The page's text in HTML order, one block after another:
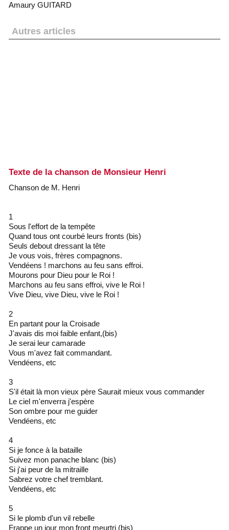
Amaury GUITARD
Autres articles
Texte de la chanson de Monsieur Henri
Chanson de M. Henri
1
Sous l'effort de la tempête
Quand tous ont courbé leurs fronts (bis)
Seuls debout dressant la tête
Je vous vois, frères compagnons.
Vendéens ! marchons au feu sans effroi.
Mourons pour Dieu pour le Roi !
Marchons au feu sans effroi, vive le Roi !
Vive Dieu, vive Dieu, vive le Roi !
2
En partant pour la Croisade
J'avais dis moi faible enfant,(bis)
Je serai leur camarade
Vous m'avez fait commandant.
Vendéens, etc
3
S'il était là mon vieux père Saurait mieux vous commander
Le ciel m'enverra j'espère
Son ombre pour me guider
Vendéens, etc
4
Si je fonce à la bataille
Suivez mon panache blanc (bis)
Si j'ai peur de la mitraille
Sabrez votre chef tremblant.
Vendéens, etc
5
Si le plomb d'un vil rebelle
Frappe un jour mon front meurtri (bis)